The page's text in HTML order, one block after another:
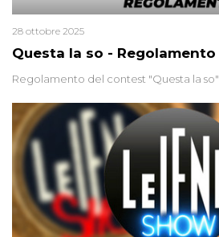
Questa la so - Regolamento
28 ottobre 2025
Regolamento del contest "Questa la so"